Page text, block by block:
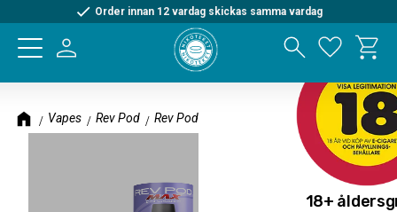
Meny
Order innan 12 vardag skickas samma vardag
Vapes Rev Pod Rev Pod Max
18+